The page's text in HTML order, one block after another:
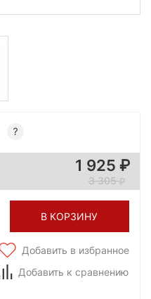
1 925
3 305
В КОРЗИНУ
Добавить в избранное
Добавить к сравнению